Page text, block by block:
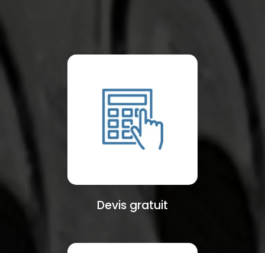
Devis gratuit